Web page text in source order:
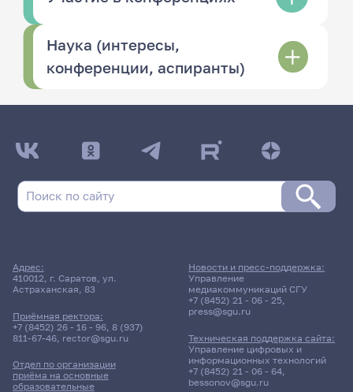
Наука (интересы,
конференции, аспиранты)
Адрес:
410012, г. Саратов, ул.
Астраханская, 83
Приёмная ректора:
+7 (8452) 26 - 16 - 96, 8 (937)
811-67-46, rector@sgu.ru
Отдел по организации
приёма на основные
образовательные
Новости и пресс-поддержка:
Управление
медиакоммуникаций СГУ
+7 (8452) 21 - 06 - 25,
press@sgu.ru
Техническая поддержка сайта:
Управление цифровых и
информационных технологий
+7 (8452) 21 - 06 - 64,
bessonov@sgu.ru